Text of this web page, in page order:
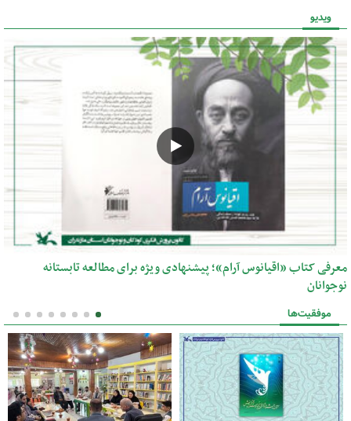
ویدیو
معرفی کتاب «اقیانوس آرام»؛ پیشنهادی ویژه برای مطالعه تابستانه
نوجوانان
موفقیت‌ها